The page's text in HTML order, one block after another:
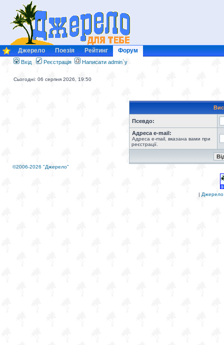
Джерело Поезія Рейтинг Форум
Вхід Реєстрація Написати admin`у
Сьогодні: 06 серпня 2026, 19:50
Псевдо:
Адреса e-mail:
Адреса e-mail, вказана вами при
реєстрації.
©2006-2026 "Джерело"
| Джерело